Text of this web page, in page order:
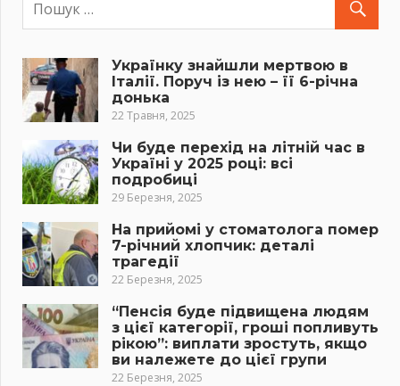
Українку знайшли мертвою в
Італії. Поруч із нею – її 6-річна
донька
22 Травня, 2025
Чи буде перехід на літній час в
Україні у 2025 році: всі
подробиці
29 Березня, 2025
На прийомі у стоматолога помер
7-річний хлопчик: деталі
трагедії
22 Березня, 2025
“Пенсія буде підвищена людям
з цієї категорії, гроші попливуть
рікою”: виплати зростуть, якщо
ви належете до цієї групи
22 Березня, 2025